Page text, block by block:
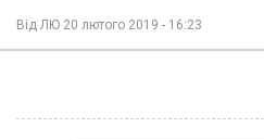
Від ЛЮ 20 лютого 2019 - 16:23